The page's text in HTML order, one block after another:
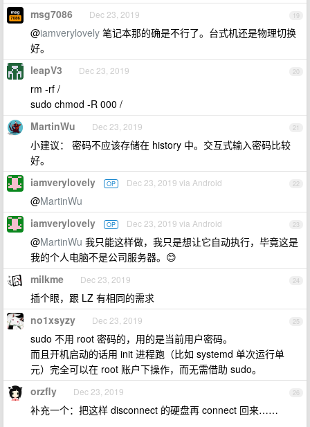
19
msg7086 Dec 23, 2019
@iamverylovely 笔记本那的确是不行了。台式机还是物理切换
好。
20
leapV3 Dec 23, 2019
rm -rf /
sudo chmod -R 000 /
21
MartinWu Dec 23, 2019
小建议： 密码不应该存储在 history 中。交互式输入密码比较
好。
22
iamverylovely OP Dec 23, 2019 via Android
@MartinWu
23
iamverylovely OP Dec 23, 2019 via Android
@MartinWu 我只能这样做，我只是想让它自动执行，毕竟这是
我的个人电脑不是公司服务器。😊
24
milkme Dec 23, 2019
插个眼，跟 LZ 有相同的需求
25
no1xsyzy Dec 23, 2019
sudo 不用 root 密码的，用的是当前用户密码。
而且开机启动的话用 init 进程跑（比如 systemd 单次运行单
元）完全可以在 root 账户下操作，而无需借助 sudo。
26
orzfly Dec 23, 2019
补充一个：把这样 disconnect 的硬盘再 connect 回来……